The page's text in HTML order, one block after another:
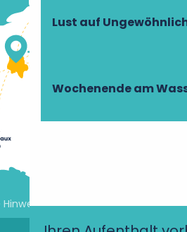
Lust auf
Wochenende am
Cookie-Einstellungen